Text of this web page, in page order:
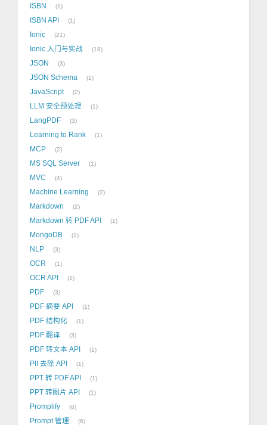
ISBN 1
ISBN API 1
Ionic 21
Ionic 入门与实战 18
JSON 3
JSON Schema 1
JavaScript 2
LLM 安全预处理 1
LangPDF 3
Learning to Rank 1
MCP 2
MS SQL Server 1
MVC 4
Machine Learning 2
Markdown 2
Markdown 转 PDF API 1
MongoDB 1
NLP 3
OCR 1
OCR API 1
PDF 3
PDF 摘要 API 1
PDF 结构化 1
PDF 翻译 3
PDF 转文本 API 1
PII 去除 API 1
PPT 转 PDF API 1
PPT 转图片 API 1
Promplify 6
Prompt 管理 6